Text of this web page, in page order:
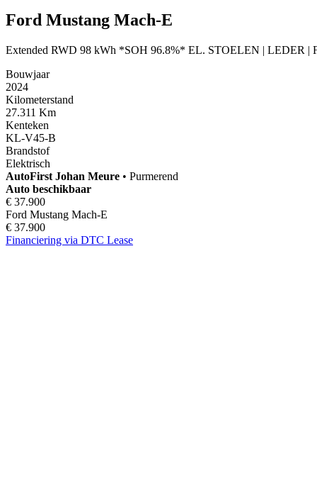
Ford Mustang Mach-E
Extended RWD 98 kWh *SOH 96.8%* EL. STOELEN | LEDER |
Bouwjaar
2024
Kilometerstand
27.311 Km
Kenteken
KL-V45-B
Brandstof
Elektrisch
AutoFirst Johan Meure • Purmerend
Auto beschikbaar
€ 37.900
Ford Mustang Mach-E
€ 37.900
Financiering via DTC Lease